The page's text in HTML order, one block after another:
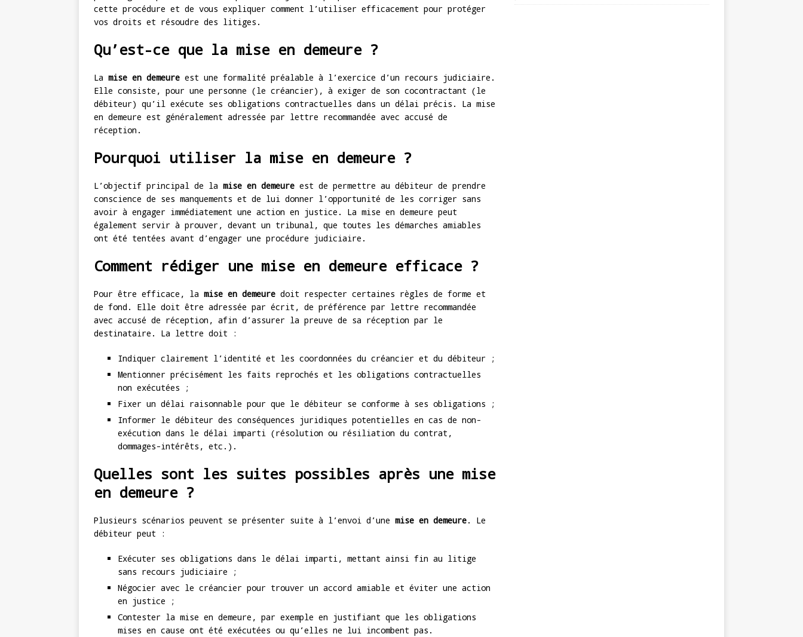
cette procédure et de vous expliquer comment l’utiliser efficacement pour protéger
vos droits et résoudre des litiges.
Qu’est-ce que la mise en demeure ?
La mise en demeure est une formalité préalable à l’exercice d’un recours judiciaire.
Elle consiste, pour une personne (le créancier), à exiger de son cocontractant (le
débiteur) qu’il exécute ses obligations contractuelles dans un délai précis. La mise
en demeure est généralement adressée par lettre recommandée avec accusé de
réception.
Pourquoi utiliser la mise en demeure ?
L’objectif principal de la mise en demeure est de permettre au débiteur de prendre
conscience de ses manquements et de lui donner l’opportunité de les corriger sans
avoir à engager immédiatement une action en justice. La mise en demeure peut
également servir à prouver, devant un tribunal, que toutes les démarches amiables
ont été tentées avant d’engager une procédure judiciaire.
Comment rédiger une mise en demeure efficace ?
Pour être efficace, la mise en demeure doit respecter certaines règles de forme et
de fond. Elle doit être adressée par écrit, de préférence par lettre recommandée
avec accusé de réception, afin d’assurer la preuve de sa réception par le
destinataire. La lettre doit :
Indiquer clairement l’identité et les coordonnées du créancier et du débiteur ;
Mentionner précisément les faits reprochés et les obligations contractuelles
non exécutées ;
Fixer un délai raisonnable pour que le débiteur se conforme à ses obligations ;
Informer le débiteur des conséquences juridiques potentielles en cas de non-
exécution dans le délai imparti (résolution ou résiliation du contrat,
dommages-intérêts, etc.).
Quelles sont les suites possibles après une mise
en demeure ?
Plusieurs scénarios peuvent se présenter suite à l’envoi d’une mise en demeure. Le
débiteur peut :
Exécuter ses obligations dans le délai imparti, mettant ainsi fin au litige
sans recours judiciaire ;
Négocier avec le créancier pour trouver un accord amiable et éviter une action
en justice ;
Contester la mise en demeure, par exemple en justifiant que les obligations
mises en cause ont été exécutées ou qu’elles ne lui incombent pas.